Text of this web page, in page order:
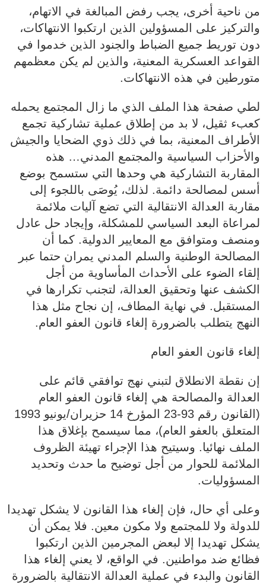
من ناحية أخرى، يجب رفض المبالغة في الاتهام،
والتركيز على المسؤولين الذين ارتكبوا الانتهاكات،
دون توريط جميع الضباط والجنود الذين خدموا في
القواعد العسكرية المعنية، والذين لم يكن معظمهم
متورطين في هذه الانتهاكات.
لطي صفحة هذا الملف الذي ما زال المجتمع يحمله
كعبء ثقيل، لا بد من إطلاق عملية تشاركية تجمع
الأطراف المعنية، بما في ذلك ذوي الضحايا والجيش
والأحزاب السياسية والمجتمع المدني… هذه
المقاربة التشاركية هي وحدها التي ستسمح بوضع
أسس لمصالحة دائمة. لذلك، يُوصَى باللجوء إلى
مقاربة العدالة الانتقالية التي تضع آليات ملائمة
لمراعاة البعد السياسي للمشكلة، وإيجاد حل عادل
ومنصف ومتوافق مع المعايير الدولية. كما أن
المصالحة الوطنية والسلم المدني يمران حتما عبر
إلقاء الضوء على الأحداث المأساوية من أجل
الكشف عنها وتحقيق العدالة، لتجنب تكرارها في
المستقبل. في نهاية المطاف، إن نجاح مثل هذا
النهج يتطلب بالضرورة إلغاء قانون العفو العام.
إلغاء قانون العفو العام
إن نقطة الانطلاق لتبني نهج توافقي قائم على
العدالة والمصالحة هي إلغاء قانون العفو العام
(القانون رقم 93-23 المؤرخ 14 حزيران/يونيو 1993
المتعلق بالعفو العام)، مما سيسمح بإغلاق هذا
الملف نهائيا. وسيتيح هذا الإجراء تهيئة الظروف
الملائمة للحوار من أجل توضيح ما حدث وتحديد
المسؤوليات.
وعلى أي حال، فإن إلغاء هذا القانون لا يشكل تهديدا
للدولة ولا للمجتمع ولا مكون معين. فلا يمكن أن
يشكل تهديدا إلا لبعض المجرمين الذين ارتكبوا
فظائع ضد مواطنين. في الواقع، لا يعني إلغاء هذا
القانون والبدء في عملية العدالة الانتقالية بالضرورة